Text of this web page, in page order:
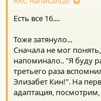
Есть все 16....
Тоже затянуло...
Сначала не мог
напоминало.. "Я буду
третьего раза
Элизабет Кин!". На
адаптация,